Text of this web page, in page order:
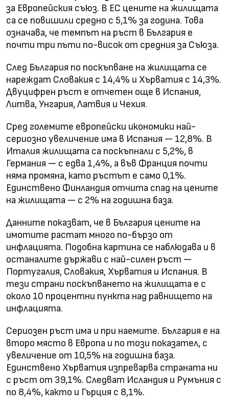
за Европейския съюз. В ЕС цените на жилищата
са се повишили средно с 5,1% за година. Това
означава, че темпът на ръст в България е
почти три пъти по-висок от средния за Съюза.
След България по поскъпване на жилищата се
нареждат Словакия с 14,4% и Хърватия с 14,3%.
Двуцифрен ръст е отчетен още в Испания,
Литва, Унгария, Латвия и Чехия.
Сред големите европейски икономики най-
сериозно увеличение има в Испания — 12,8%. В
Италия жилищата са поскъпнали с 5,2%, в
Германия — с едва 1,4%, а във Франция почти
няма промяна, като ръстът е само 0,1%.
Единствено Финландия отчита спад на цените
на жилищата — с 2% на годишна база.
Данните показват, че в България цените на
имотите растат много по-бързо от
инфлацията. Подобна картина се наблюдава и в
останалите държави с най-силен ръст —
Португалия, Словакия, Хърватия и Испания. В
тези страни поскъпването на жилищата е с
около 10 процентни пункта над равнището на
инфлацията.
Сериозен ръст има и при наемите. България е на
второ място в Европа и по този показател, с
увеличение от 10,5% на годишна база.
Единствено Хърватия изпреварва страната ни
с ръст от 39,1%. Следват Исландия и Румъния с
по 8,4%, както и Гърция с 8,1%.